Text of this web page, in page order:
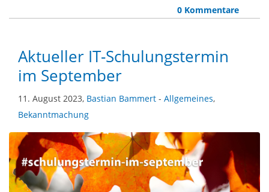
0 Kommentare
Aktueller IT-Schulungstermin
im September
11. August 2023, Bastian Bammert - Allgemeines,
Bekanntmachung